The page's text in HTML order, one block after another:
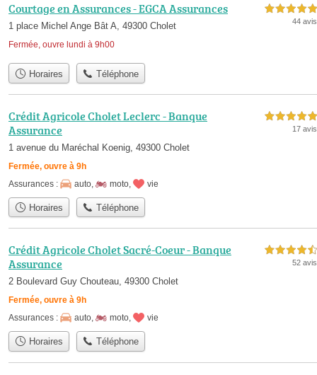
Courtage en Assurances - EGCA Assurances
1 place Michel Ange Bât A, 49300 Cholet
Fermée, ouvre lundi à 9h00
5,0 étoiles sur 5
44 avis
Horaires Téléphone
Crédit Agricole Cholet Leclerc - Banque
Assurance
1 avenue du Maréchal Koenig, 49300 Cholet
Fermée, ouvre à 9h
5,0 étoiles sur 5
17 avis
Assurances : auto moto vie
Horaires Téléphone
Crédit Agricole Cholet Sacré-Coeur - Banque
Assurance
2 Boulevard Guy Chouteau, 49300 Cholet
Fermée, ouvre à 9h
4,5 étoiles sur 5
52 avis
Assurances : auto, moto, vie
Horaires Téléphone